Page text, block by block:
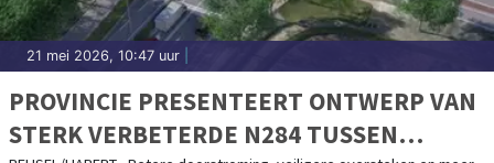
21 mei 2026, 10:47 uur
PROVINCIE PRESENTEERT ONTWERP VAN
STERK VERBETERDE N284 TUSSEN